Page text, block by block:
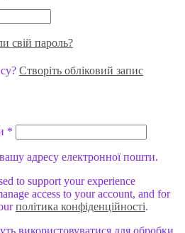
свій пароль?
Створіть обліковий запис
*
адресу електронної пошти.
to support your experience
access to your account, and for
політика конфіденційності.
використовуватися для обробки